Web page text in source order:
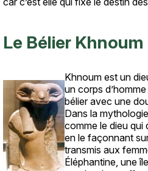
Le Bélier Khnoum
Khnoum est un
un corps
bélier avec une
Dans la
comme le dieu qui
en le façonnant
transmis aux
Éléphantine, une